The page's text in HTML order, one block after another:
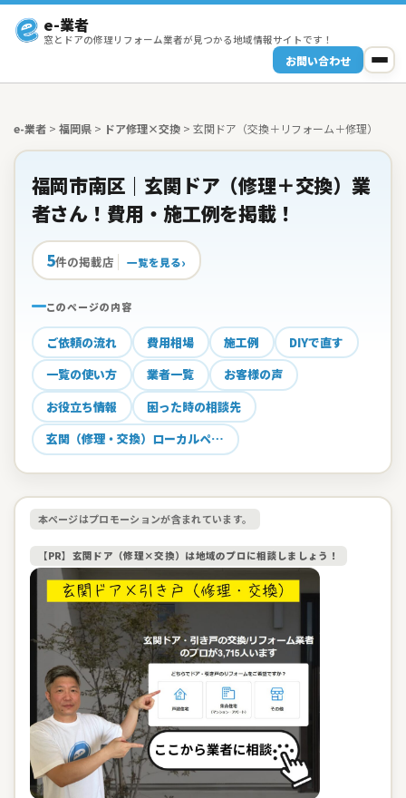
e-業者
窓とドアの修理リフォーム業者が見つかる地域情報サイトです！
お問い合わせ
e-業者 > 福岡県 > ドア修理×交換 > 玄関ドア（交換＋リフォーム＋修理）
福岡市南区｜玄関ドア（修理＋交換）業
者さん！費用・施工例を掲載！
5件の掲載店 一覧を見る
このページの内容
ご依頼の流れ 費用相場 施工例
DIYで直す
一覧の使い方
業者一覧
お客様の声
お役立ち情報
困った時の相談先
玄関（修理・交換）ローカルペ…
本ページはプロモーションが含まれています。
【PR】玄関ドア（修理×交換）は地域のプロに相談しましょう！